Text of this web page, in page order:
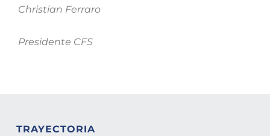
Christian Ferraro
Presidente CFS
TRAYECTORIA